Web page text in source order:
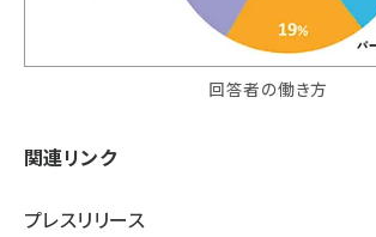
回答者の働き方
関連リンク
プレスリリース